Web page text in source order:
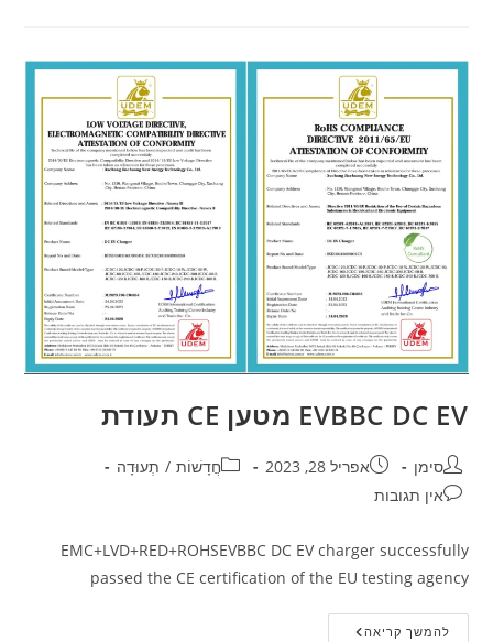
EVBBC DC EV מטען CE תעודת
סימן אפריל 28, 2023 חֲדָשׁוֹת / תְעוּדָה
אין תגובות
EMC+LVD+RED+ROHSEVBBC DC EV charger successfully
passed the CE certification of the EU testing agency
להמשך קריאה